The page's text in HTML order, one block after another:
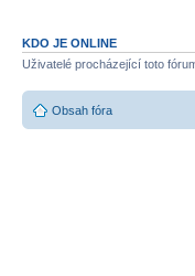
KDO JE ONLINE
Uživatelé procházející toto
Obsah fóra